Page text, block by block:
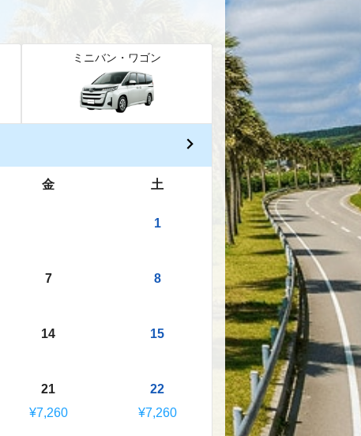
ミニバン・ワゴン
金 土
1
7 8
14 15
21
¥7,260
22
¥7,260